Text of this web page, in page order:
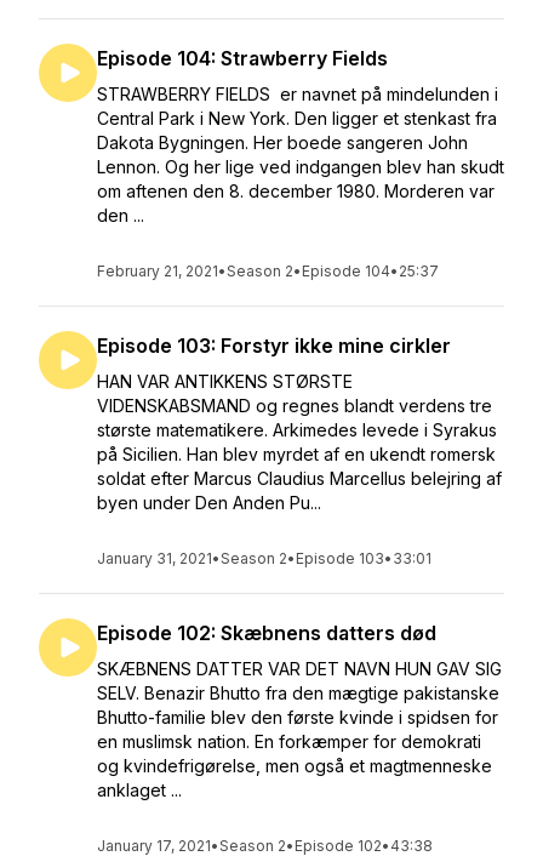
Episode 104: Strawberry Fields
STRAWBERRY FIELDS er navnet på mindelunden i
Central Park i New York. Den ligger et stenkast fra
Dakota Bygningen. Her boede sangeren John
Lennon. Og her lige ved indgangen blev han skudt
om aftenen den 8. december 1980. Morderen var
den ...
February 21, 2021•Season 2• Episode 104• 25:37
Episode 103: Forstyr ikke mine cirkler
HAN VAR ANTIKKENS STØRSTE
VIDENSKABSMAND og regnes blandt verdens tre
største matematikere. Arkimedes levede i Syrakus
på Sicilien. Han blev myrdet af en ukendt romersk
soldat efter Marcus Claudius Marcellus belejring af
byen under Den Anden Pu...
January 31, 2021•Season 2• Episode 103• 33:01
Episode 102: Skæbnens datters død
SKÆBNENS DATTER VAR DET NAVN HUN GAV SIG
SELV. Benazir Bhutto fra den mægtige pakistanske
Bhutto-familie blev den første kvinde i spidsen for
en muslimsk nation. En forkæmper for demokrati
og kvindefrigørelse, men også et magtmenneske
anklaget ...
January 17, 2021•Season 2• Episode 102• 43:38